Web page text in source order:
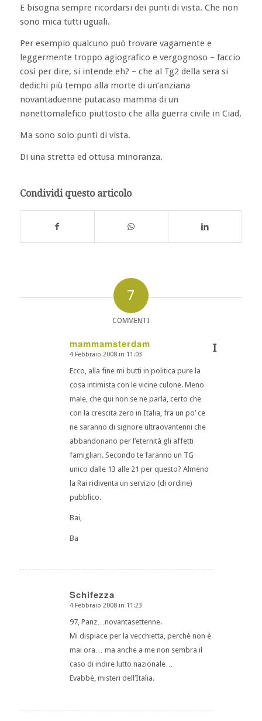
E bisogna sempre ricordarsi dei punti di vista. Che non
sono mica tutti uguali.
Per esempio qualcuno può trovare vagamente e
leggermente troppo agiografico e vergognoso – faccio
così per dire, si intende eh? – che al Tg2 della sera si
dedichi più tempo alla morte di un’anziana
novantaduenne putacaso mamma di un
nanettomalefico piuttosto che alla guerra civile in Ciad.
Ma sono solo punti di vista.
Di una stretta ed ottusa minoranza.
Condividi questo articolo
7
COMMENTI
mammamsterdam
dice:
4 Febbraio 2008 in 11:03
Ecco, alla fine mi butti in politica pure la
cosa intimista con le vicine culone. Meno
male, che qui non se ne parla, certo che
con la crescita zero in Italia, fra un po’ ce
ne saranno di signore ultraovantenni che
abbandonano per l’eternità gli affetti
famigliari. Secondo te faranno un TG
unico dalle 13 alle 21 per questo? Almeno
la Rai ridiventa un servizio (di ordine)
pubblico.
Bai,
Ba
Schifezza
dice:
4 Febbraio 2008 in 11:23
97, Panz…novantasettenne.
Mi dispiace per la vecchietta, perchè non è
mai ora… ma anche a me non sembra il
caso di indire lutto nazionale…
Evabbè, misteri dell’Italia.
I